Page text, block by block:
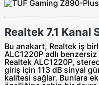
Realtek 7.1 Kanal
Bu anakart, Realtek iş
ALC1220P adlı benzersiz
Realtek ALC1220P,
giriş için 113 dB sinyal
kalitesi sağlar. Bunlara